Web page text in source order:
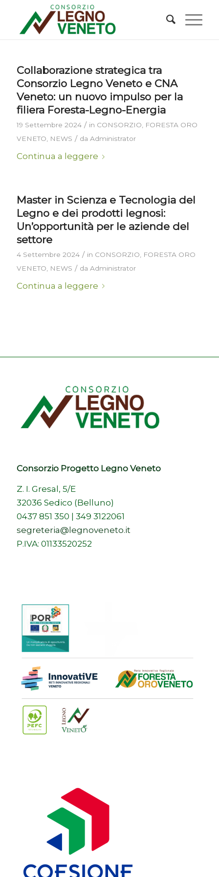
Collaborazione strategica tra
Consorzio Legno Veneto e CNA
Veneto: un nuovo impulso per la
filiera Foresta-Legno-Energia
19 Settembre 2024 / in CONSORZIO
FORESTA ORO
VENETO
NEWS / da Administrator
Continua a leggere
Master in Scienza e Tecnologia del
Legno e dei prodotti legnosi:
Un’opportunità per le aziende del
settore
4 Settembre 2024 / in CONSORZIO
FORESTA ORO
VENETO
NEWS / da Administrator
Continua a leggere
Consorzio Progetto Legno Veneto
Z. I. Gresal, 5/E
32036 Sedico (Belluno)
0437 851 350 | 349 3122061
segreteria@legnoveneto.it
P.IVA: 01133520252